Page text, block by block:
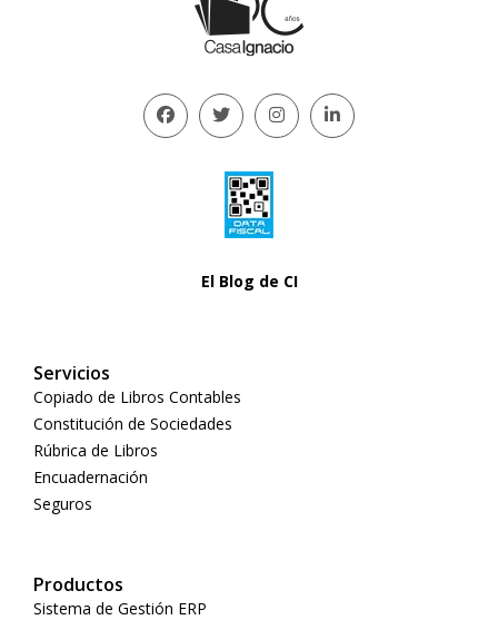
El Blog de CI
Servicios
Copiado de Libros Contables
Constitución de Sociedades
Rúbrica de Libros
Encuadernación
Seguros
Productos
Sistema de Gestión ERP